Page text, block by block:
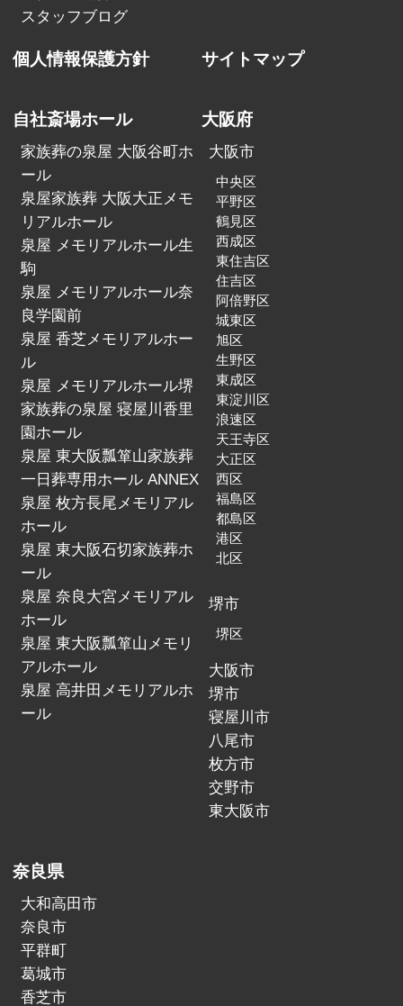
スタッフブログ
個人情報保護方針 サイトマップ
自社斎場ホール
家族葬の泉屋 大阪谷町ホ
ール
泉屋家族葬 大阪大正メモ
リアルホール
泉屋 メモリアルホール生
駒
泉屋 メモリアルホール奈
良学園前
泉屋 香芝メモリアルホー
ル
泉屋 メモリアルホール堺
家族葬の泉屋 寝屋川香里
園ホール
泉屋 東大阪瓢箪山家族葬
一日葬専用ホール ANNEX
泉屋 枚方長尾メモリアル
ホール
泉屋 東大阪石切家族葬ホ
ール
泉屋 奈良大宮メモリアル
ホール
泉屋 東大阪瓢箪山メモリ
アルホール
泉屋 高井田メモリアルホ
ール
大阪府
大阪市
中央区
平野区
鶴見区
西成区
東住吉区
住吉区
阿倍野区
城東区
旭区
生野区
東成区
東淀川区
浪速区
天王寺区
大正区
西区
福島区
都島区
港区
北区
堺市
堺区
大阪市
堺市
寝屋川市
八尾市
枚方市
交野市
東大阪市
奈良県
大和高田市
奈良市
平群町
葛城市
香芝市